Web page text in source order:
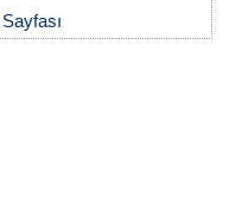
Sayfası